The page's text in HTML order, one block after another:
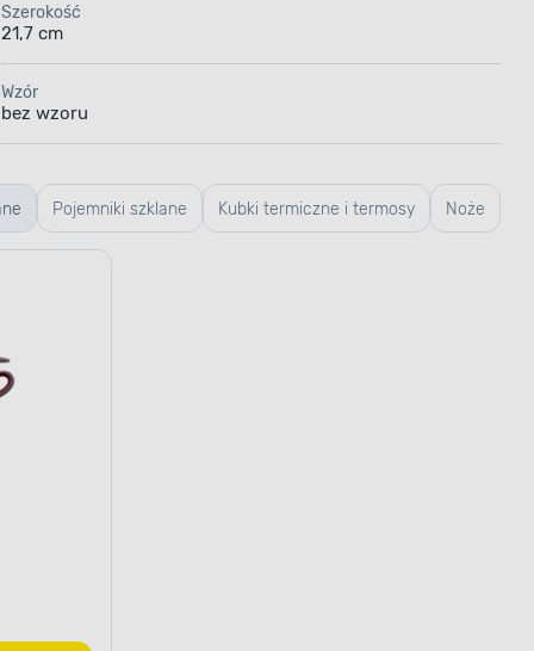
Szerokość
21,7 cm
Wzór
bez wzoru
Pojemniki szklane Kubki termiczne i termosy Noże